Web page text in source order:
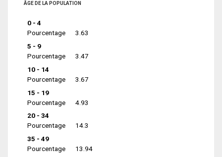
ÂGE DE LA POPULATION
0 - 4
Pourcentage
3.63
5 - 9
Pourcentage
3.47
10 - 14
Pourcentage
3.67
15 - 19
Pourcentage
4.93
20 - 34
Pourcentage
14.3
35 - 49
Pourcentage
13.94